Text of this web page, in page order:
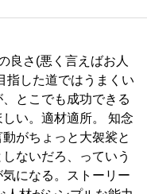
さ(悪く言えばお人
指した道ではうまくい
とこでも成功できる
い。適材適所。 知念
がちょっと大袈裟と
ないだろ、っていう
になる。ストーリー